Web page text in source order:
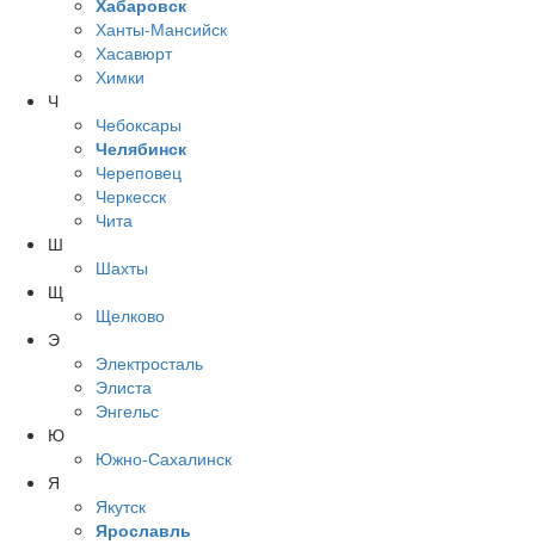
Хабаровск
Ханты-Мансийск
Хасавюрт
Химки
Ч
Чебоксары
Челябинск
Череповец
Черкесск
Чита
Ш
Шахты
Щ
Щелково
Э
Электросталь
Элиста
Энгельс
Ю
Южно-Сахалинск
Я
Якутск
Ярославль